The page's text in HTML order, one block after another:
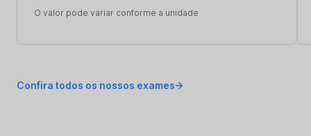
O valor pode variar conforme a unidade
Confira todos os nossos exames